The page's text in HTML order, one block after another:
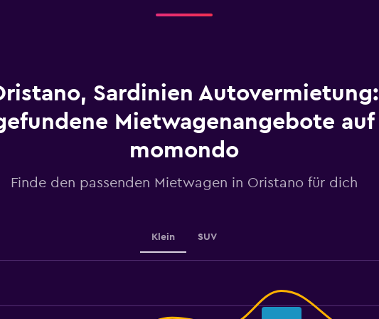
Y
axis
displaying
values.
2.4.
Sardinien Autovermietung:
Mietwagenangebote auf
momondo
Finde den passenden Mietwagen in Oristano für dich
Klein SUV